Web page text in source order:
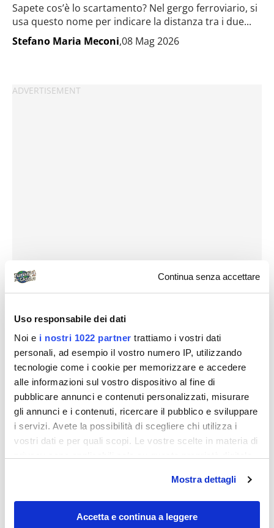
Continua senza accettare
Uso responsabile dei dati
Noi e i nostri 1022 partner trattiamo i vostri dati
personali, ad esempio il vostro numero IP, utilizzando
tecnologie come i cookie per memorizzare e accedere
alle informazioni sul vostro dispositivo al fine di
pubblicare annunci e contenuti personalizzati, misurare
gli annunci e i contenuti, ricercare il pubblico e sviluppare
i servizi. Avete la possibilità di scegliere chi utilizza i
vostri dati e per quali scopi. Le vostre scelte in materia di
modificare o revocare il proprio consenso in qualsiasi
momento dalla Dichiarazione sui cookie o facendo clic
sull'icona di attivazione della privacy.
Mostra dettagli
Accetta e continua a leggere
Sapete cos’è lo scartamento? Nel gergo ferroviario, si
usa questo nome per indicare la distanza tra i due...
Stefano Maria Meconi,08 Mag 2026